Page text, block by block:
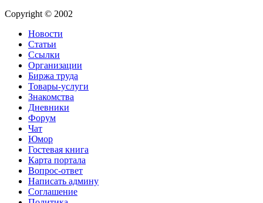
Copyright © 2002
Новости
Статьи
Ссылки
Организации
Биржа труда
Товары-услуги
Знакомства
Дневники
Форум
Чат
Юмор
Гостевая книга
Карта портала
Вопрос-ответ
Написать админу
Соглашение